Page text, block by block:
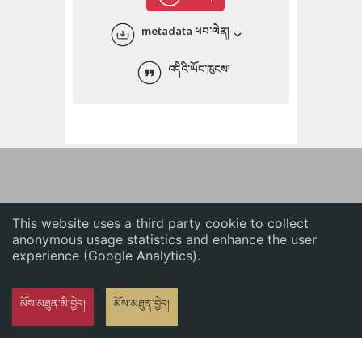
This website uses a third party cookie to collect
anonymous usage statistics and enhance the user
experience (Google Analytics).
མོས་མཐུན་མི་བྱེད། མོས་མཐུན་བྱེད།
ភាសាខ្មែរ
metadata ཕབ་ལེན།
འདིའི་ཡོང་ཁུངས།